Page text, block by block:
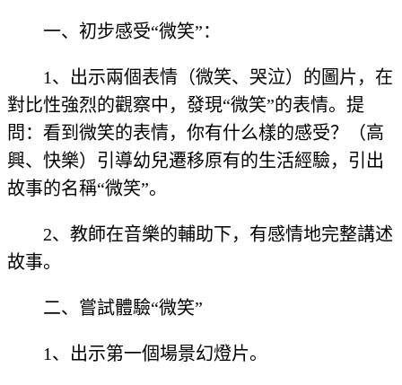
一、初步感受“微笑”：
1、出示兩個表情（微笑、哭泣）的圖片，在
對比性強烈的觀察中，發現“微笑”的表情。提
問：看到微笑的表情，你有什么樣的感受？（高
興、快樂）引導幼兒遷移原有的生活經驗，引出
故事的名稱“微笑”。
2、教師在音樂的輔助下，有感情地完整講述
故事。
二、嘗試體驗“微笑”
1、出示第一個場景幻燈片。